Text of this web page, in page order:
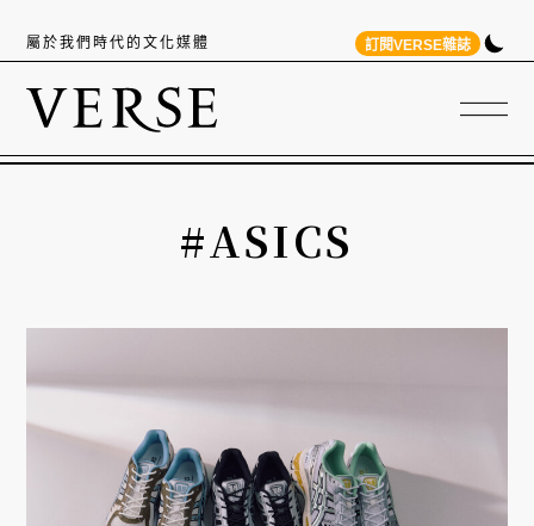
屬於我們時代的文化媒體 訂閱VERSE雜誌
#ASICS